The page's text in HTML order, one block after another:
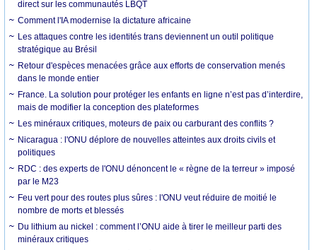
direct sur les communautés LBQT
Comment l'IA modernise la dictature africaine
Les attaques contre les identités trans deviennent un outil politique
stratégique au Brésil
Retour d'espèces menacées grâce aux efforts de conservation menés
dans le monde entier
France. La solution pour protéger les enfants en ligne n’est pas d’interdire,
mais de modifier la conception des plateformes
Les minéraux critiques, moteurs de paix ou carburant des conflits ?
Nicaragua : l'ONU déplore de nouvelles atteintes aux droits civils et
politiques
RDC : des experts de l'ONU dénoncent le « règne de la terreur » imposé
par le M23
Feu vert pour des routes plus sûres : l'ONU veut réduire de moitié le
nombre de morts et blessés
Du lithium au nickel : comment l’ONU aide à tirer le meilleur parti des
minéraux critiques